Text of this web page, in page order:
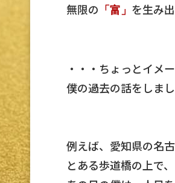
無限の 「富」 を生み
・・・ちょっとイメ
僕の過去の話をしまし
例えば、愛知県の名古
とある歩道橋の上で、